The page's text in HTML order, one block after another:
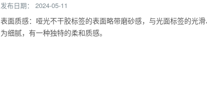
发布日期： 2024-05-11
表面质感：哑光不干胶标签的表面略带磨砂感，与光面标签的光
为细腻，有一种独特的柔和质感。